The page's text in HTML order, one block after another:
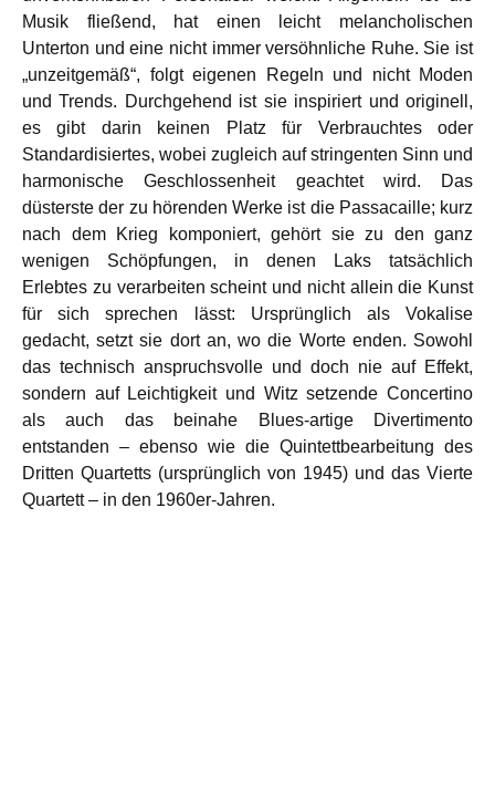
Musik fließend, hat einen leicht melancholischen
Unterton und eine nicht immer versöhnliche Ruhe. Sie ist
„unzeitgemäß“, folgt eigenen Regeln und nicht Moden
und Trends. Durchgehend ist sie inspiriert und originell,
es gibt darin keinen Platz für Verbrauchtes oder
Standardisiertes, wobei zugleich auf stringenten Sinn und
harmonische Geschlossenheit geachtet wird. Das
düsterste der zu hörenden Werke ist die Passacaille; kurz
nach dem Krieg komponiert, gehört sie zu den ganz
wenigen Schöpfungen, in denen Laks tatsächlich
Erlebtes zu verarbeiten scheint und nicht allein die Kunst
für sich sprechen lässt: Ursprünglich als Vokalise
gedacht, setzt sie dort an, wo die Worte enden. Sowohl
das technisch anspruchsvolle und doch nie auf Effekt,
sondern auf Leichtigkeit und Witz setzende Concertino
als auch das beinahe Blues-artige Divertimento
entstanden – ebenso wie die Quintettbearbeitung des
Dritten Quartetts (ursprünglich von 1945) und das Vierte
Quartett – in den 1960er-Jahren.